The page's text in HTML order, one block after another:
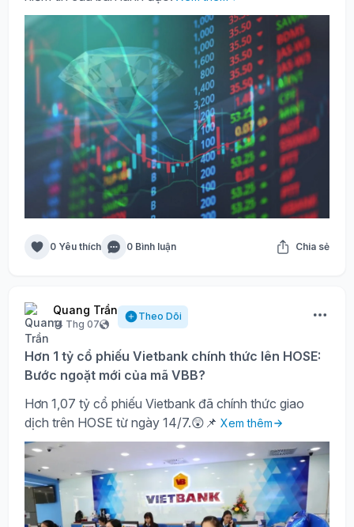
0 Yêu thích 0 Bình luận Chia sẻ
Quang Trần
14 Thg 07
Theo Dõi
Hơn 1 tỷ cổ phiếu Vietbank chính thức lên HOSE:
Bước ngoặt mới của mã VBB?
Hơn 1,07 tỷ cổ phiếu Vietbank đã chính thức giao
dịch trên HOSE từ ngày 14/7.😲📌 Xem thêm